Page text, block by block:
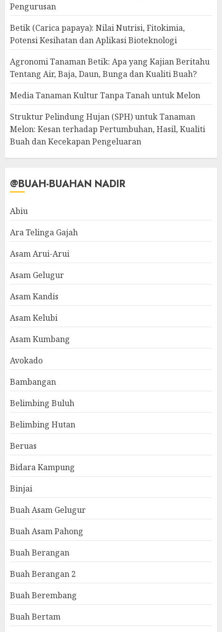
Pengurusan
Betik (Carica papaya): Nilai Nutrisi, Fitokimia,
Potensi Kesihatan dan Aplikasi Bioteknologi
Agronomi Tanaman Betik: Apa yang Kajian Beritahu
Tentang Air, Baja, Daun, Bunga dan Kualiti Buah?
Media Tanaman Kultur Tanpa Tanah untuk Melon
Struktur Pelindung Hujan (SPH) untuk Tanaman
Melon: Kesan terhadap Pertumbuhan, Hasil, Kualiti
Buah dan Kecekapan Pengeluaran
@BUAH-BUAHAN NADIR
Abiu
Ara Telinga Gajah
Asam Arui-Arui
Asam Gelugur
Asam Kandis
Asam Kelubi
Asam Kumbang
Avokado
Bambangan
Belimbing Buluh
Belimbing Hutan
Beruas
Bidara Kampung
Binjai
Buah Asam Gelugur
Buah Asam Pahong
Buah Berangan
Buah Berangan 2
Buah Berembang
Buah Bertam